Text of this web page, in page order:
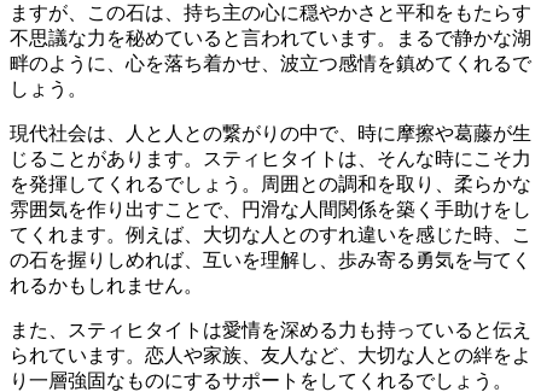
ますが、この石は、 持ち主の心に穏やかさと平和をもたらす
不思議な力 を秘めていると言われています。まるで静かな湖
畔のように、心を落ち着かせ、波立つ感情を鎮めてくれるで
しょう。
現代社会は、人と人との繋がりの中で、時に摩擦や葛藤が生
じることがあります。スティヒタイトは、そんな時にこそ力
を発揮してくれるでしょう。
周囲との調和を取り、柔らかな
雰囲気を作り出すことで、円滑な人間関係を築く手助けをし
てくれます。例えば、大切な人とのすれ違いを感じた時、こ
の石を握りしめれば、互いを理解し、歩み寄る勇気を与てく
れるかもしれません。
また、スティヒタイトは愛情を深める力 も持っていると伝え
られています。恋人や家族、友人など、大切な人との絆をよ
り一層強固なものにするサポートをしてくれるでしょう。